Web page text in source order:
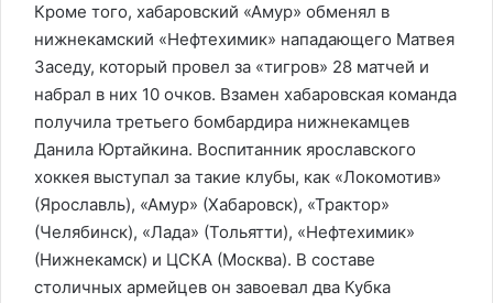
Кроме того, хабаровский «Амур» обменял в
нижнекамский «Нефтехимик» нападающего Матвея
Заседу, который провел за «тигров» 28 матчей и
набрал в них 10 очков. Взамен хабаровская команда
получила третьего бомбардира нижнекамцев
Данила Юртайкина. Воспитанник ярославского
хоккея выступал за такие клубы, как «Локомотив»
(Ярославль), «Амур» (Хабаровск), «Трактор»
(Челябинск), «Лада» (Тольятти), «Нефтехимик»
(Нижнекамск) и ЦСКА (Москва). В составе
столичных армейцев он завоевал два Кубка